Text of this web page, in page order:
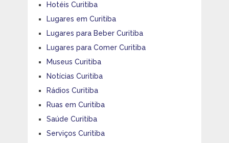
Hotéis Curitiba
Lugares em Curitiba
Lugares para Beber Curitiba
Lugares para Comer Curitiba
Museus Curitiba
Notícias Curitiba
Rádios Curitiba
Ruas em Curitiba
Saúde Curitiba
Serviços Curitiba